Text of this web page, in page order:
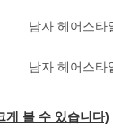
게 볼 수 있습니다)